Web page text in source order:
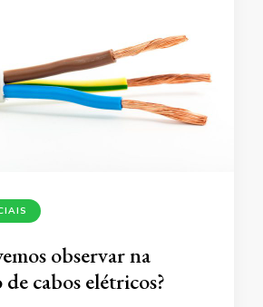
observar na
cabos elétricos?